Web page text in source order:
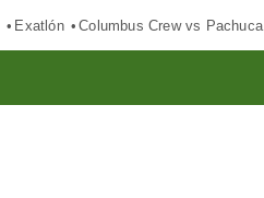
Exatlón Columbus Crew vs Pachuca